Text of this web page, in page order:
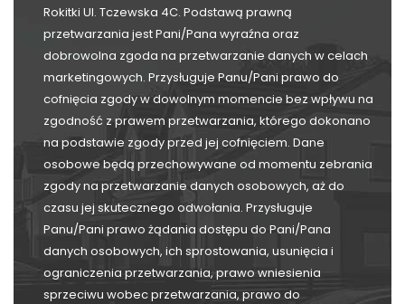
Rokitki Ul. Tczewska 4C. Podstawą prawną
przetwarzania jest Pani/Pana wyraźna oraz
dobrowolna zgoda na przetwarzanie danych w celach
marketingowych. Przysługuje Panu/Pani prawo do
cofnięcia zgody w dowolnym momencie bez wpływu na
zgodność z prawem przetwarzania, którego dokonano
na podstawie zgody przed jej cofnięciem. Dane
osobowe będą przechowywane od momentu zebrania
zgody na przetwarzanie danych osobowych, aż do
czasu jej skutecznego odwołania. Przysługuje
Panu/Pani prawo żądania dostępu do Pani/Pana
danych osobowych, ich sprostowania, usunięcia i
ograniczenia przetwarzania, prawo wniesienia
sprzeciwu wobec przetwarzania, prawo do